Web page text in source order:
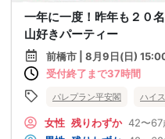
一年に一度！昨年も２０
山好きパーティー
前橋市 | 8月9日(日)
受付終了まで37時間
パレプラン平安閣 ハイ
女性 残りわずか 42〜67